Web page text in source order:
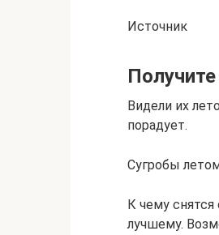
Источник
Видели их
порадует.
Сугробы
К чему
лучшему.